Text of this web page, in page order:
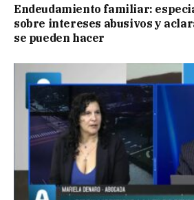
Endeudamiento familiar:
sobre intereses abusivos y
se pueden hacer